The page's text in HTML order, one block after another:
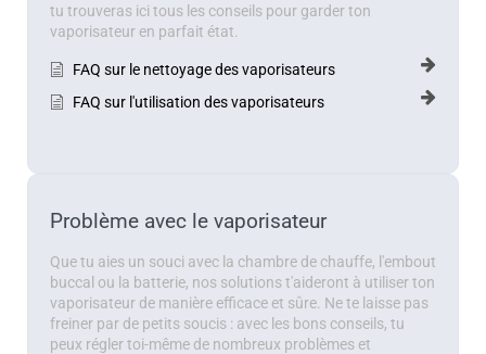
tu trouveras ici tous les conseils pour garder ton
vaporisateur en parfait état.
FAQ sur le nettoyage des vaporisateurs
FAQ sur l'utilisation des vaporisateurs
Problème avec le vaporisateur
Que tu aies un souci avec la chambre de chauffe, l'embout
buccal ou la batterie, nos solutions t'aideront à utiliser ton
vaporisateur de manière efficace et sûre. Ne te laisse pas
freiner par de petits soucis : avec les bons conseils, tu
peux régler toi-même de nombreux problèmes et